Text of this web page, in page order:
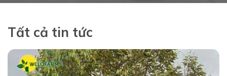
Tất cả tin tức